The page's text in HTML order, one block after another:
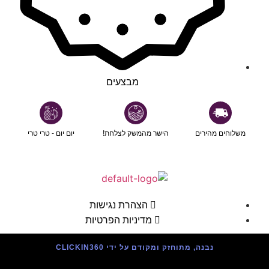
מבצעים
משלוחים מהירים הישר מהמשק לצלחת! יום יום - טרי טרי
הצהרת נגישות
מדיניות הפרטיות
נבנה, מתוחזק ומקודם על ידי CLICKIN360